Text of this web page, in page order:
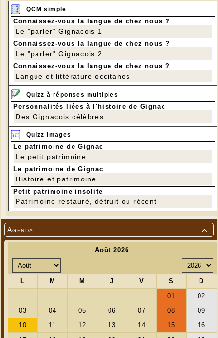

Agenda
QCM simple
Connaissez-vous la langue de chez nous ?
Le "parler" Gignacois 1
Connaissez-vous la langue de chez nous ?
Le "parler" Gignacois 2
Connaissez-vous la langue de chez nous ?
Langue et littérature occitanes
Quizz à réponses multiples
Personnalités liées à l'histoire de Gignac
Des Gignacois célèbres
Quizz images
Le patrimoine de Gignac
Le petit patrimoine
Le patrimoine de Gignac
Histoire et patrimoine
Petit patrimoine insolite
Patrimoine restauré, détruit ou récent